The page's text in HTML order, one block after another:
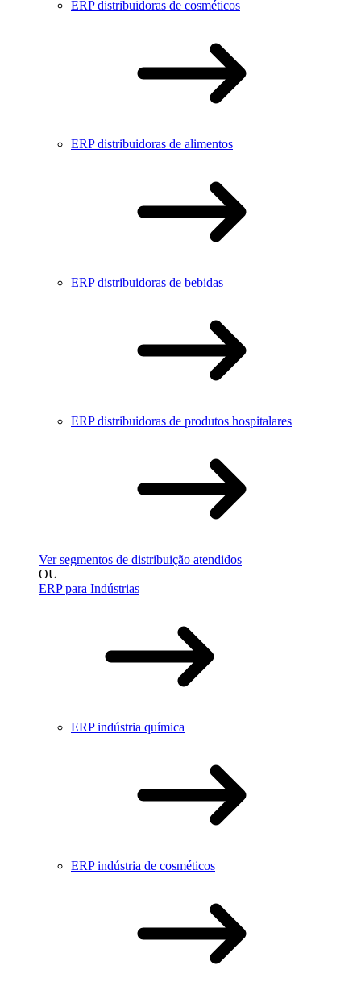
ERP distribuidoras de cosméticos
ERP distribuidoras de alimentos
ERP distribuidoras de bebidas
ERP distribuidoras de produtos hospitalares
Ver segmentos de distribuição atendidos
OU
ERP para Indústrias
ERP indústria química
ERP indústria de cosméticos